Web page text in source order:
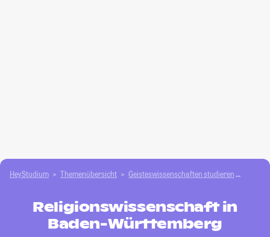
HeyStudium Themenübersicht Geisteswissenschaften studieren
Religionswissenschaft in
Baden-Württemberg